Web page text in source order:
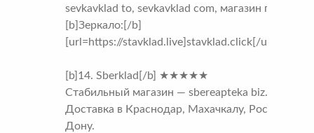
sevkavklad to, sevkavklad com, магазин прош
[b]Зеркало:[/b]
[url=https://stavklad.live]stavklad.click[/url]
[b]14. Sberklad[/b] ★★★★★
Стабильный магазин — sbereapteka biz.
Доставка в Краснодар, Махачкалу, Ростов-на-
Дону.